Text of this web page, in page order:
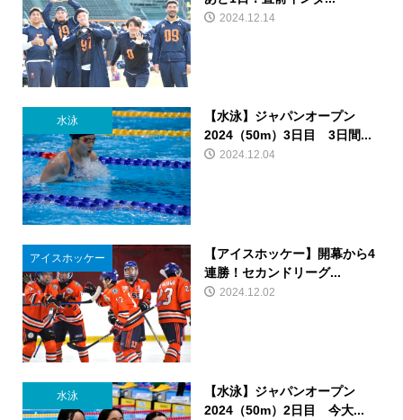
2024.12.14
水泳
【水泳】ジャパンオープン
2024（50m）3日目 3日間...
2024.12.04
アイスホッケー
【アイスホッケー】開幕から4
連勝！セカンドリーグ...
2024.12.02
水泳
【水泳】ジャパンオープン
2024（50m）2日目 今大...